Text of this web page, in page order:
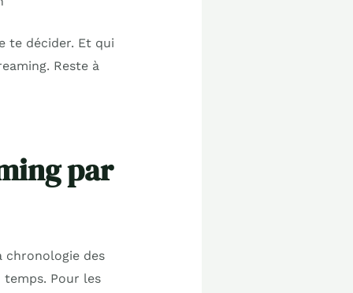
te décider. Et qui
Reste à
par
chronologie des
temps. Pour les